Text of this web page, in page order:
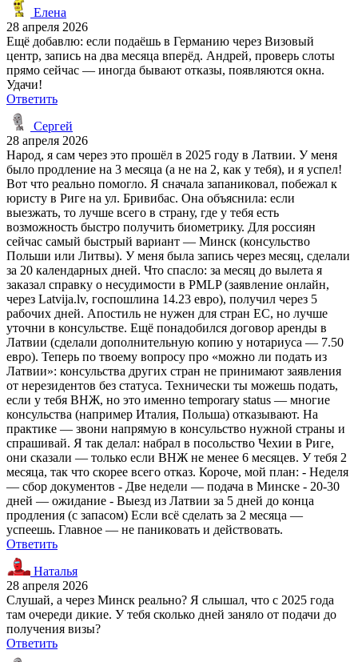
Елена
28 апреля 2026
Ещё добавлю: если подаёшь в Германию через Визовый
центр, запись на два месяца вперёд. Андрей, проверь слоты
прямо сейчас — иногда бывают отказы, появляются окна.
Удачи!
Ответить
Сергей
28 апреля 2026
Народ, я сам через это прошёл в 2025 году в Латвии. У меня
было продление на 3 месяца (а не на 2, как у тебя), и я успел!
Вот что реально помогло. Я сначала запаниковал, побежал к
юристу в Риге на ул. Бривибас. Она объяснила: если
выезжать, то лучше всего в страну, где у тебя есть
возможность быстро получить биометрику. Для россиян
сейчас самый быстрый вариант — Минск (консульство
Польши или Литвы). У меня была запись через месяц, сделали
за 20 календарных дней. Что спасло: за месяц до вылета я
заказал справку о несудимости в PMLP (заявление онлайн,
через Latvija.lv, госпошлина 14.23 евро), получил через 5
рабочих дней. Апостиль не нужен для стран ЕС, но лучше
уточни в консульстве. Ещё понадобился договор аренды в
Латвии (сделали дополнительную копию у нотариуса — 7.50
евро). Теперь по твоему вопросу про «можно ли подать из
Латвии»: консульства других стран не принимают заявления
от нерезидентов без статуса. Технически ты можешь подать,
если у тебя ВНЖ, но это именно temporary status — многие
консульства (например Италия, Польша) отказывают. На
практике — звони напрямую в консульство нужной страны и
спрашивай. Я так делал: набрал в посольство Чехии в Риге,
они сказали — только если ВНЖ не менее 6 месяцев. У тебя 2
месяца, так что скорее всего отказ. Короче, мой план: - Неделя
— сбор документов - Две недели — подача в Минске - 20-30
дней — ожидание - Выезд из Латвии за 5 дней до конца
продления (с запасом) Если всё сделать за 2 месяца —
успеешь. Главное — не паниковать и действовать.
Ответить
Наталья
28 апреля 2026
Слушай, а через Минск реально? Я слышал, что с 2025 года
там очереди дикие. У тебя сколько дней заняло от подачи до
получения визы?
Ответить